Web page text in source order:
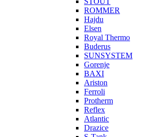
ROMMER
Hajdu
Elsen
Royal Thermo
Buderus
SUNSYSTEM
Gorenje
BAXI
Ariston
Ferroli
Protherm
Reflex
Atlantic
Drazice